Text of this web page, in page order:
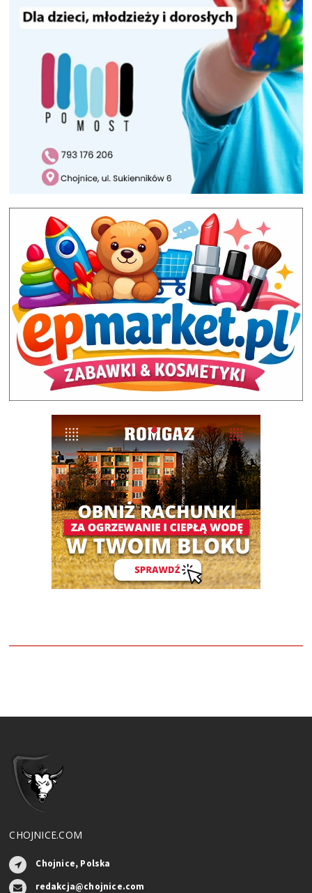
CHOJNICE.COM
Chojnice, Polska
redakcja@chojnice.com